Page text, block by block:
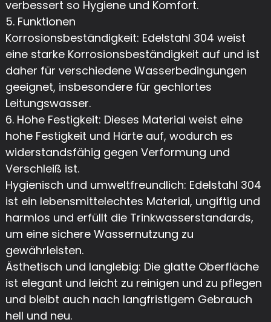
verbessert so Hygiene und Komfort.
5. Funktionen
Korrosionsbeständigkeit: Edelstahl 304 weist
eine starke Korrosionsbeständigkeit auf und ist
daher für verschiedene Wasserbedingungen
geeignet, insbesondere für gechlortes
Leitungswasser.
6. Hohe Festigkeit: Dieses Material weist eine
hohe Festigkeit und Härte auf, wodurch es
widerstandsfähig gegen Verformung und
Verschleiß ist.
Hygienisch und umweltfreundlich: Edelstahl 304
ist ein lebensmittelechtes Material, ungiftig und
harmlos und erfüllt die Trinkwasserstandards,
um eine sichere Wassernutzung zu
gewährleisten.
Ästhetisch und langlebig: Die glatte Oberfläche
ist elegant und leicht zu reinigen und zu pflegen
und bleibt auch nach langfristigem Gebrauch
hell und neu.